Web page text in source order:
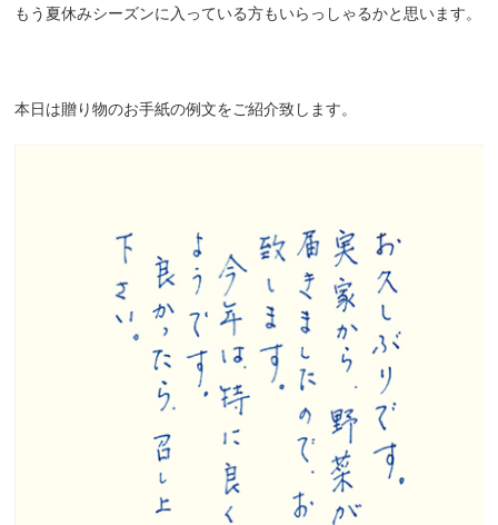
もう夏休みシーズンに入っている方もいらっしゃるかと思います。
本日は贈り物のお手紙の例文をご紹介致します。